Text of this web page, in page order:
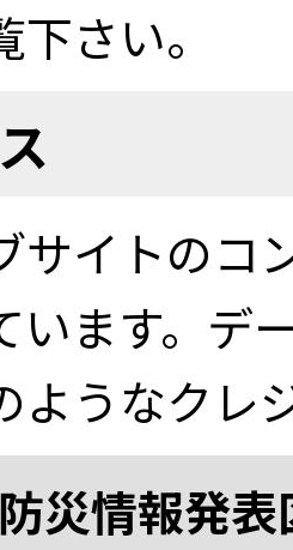
下さい。
サイトのコ
います。デ
ようなクレ
防災情報発